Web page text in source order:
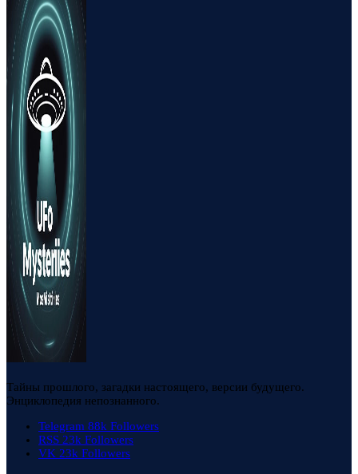
Тайны прошлого, загадки настоящего, версии будущего.
Энциклопедия непознанного.
Telegram 88k Followers
RSS 23k Followers
VK 23k Followers